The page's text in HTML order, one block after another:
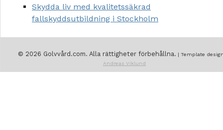
Skydda liv med kvalitetssäkrad
fallskyddsutbildning i Stockholm
© 2026 Golvvård.com. Alla rättigheter förbehållna. | Template
Andreas Viklund